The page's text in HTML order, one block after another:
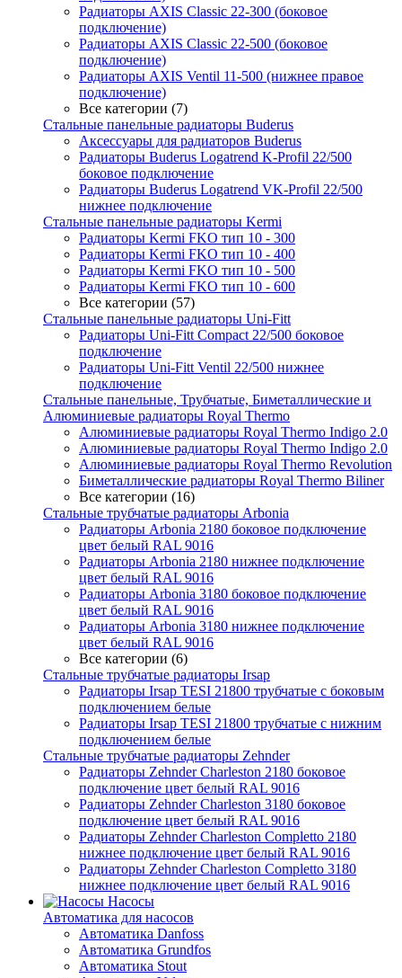
Радиаторы AXIS Classic 22-300 (боковое
подключение)
Радиаторы AXIS Classic 22-500 (боковое
подключение)
Радиаторы AXIS Ventil 11-500 (нижнее правое
подключение)
Все категории (7)
Стальные панельные радиаторы Buderus
Аксессуары для радиаторов Buderus
Радиаторы Buderus Logatrend K-Profil 22/500
боковое подключение
Радиаторы Buderus Logatrend VK-Profil 22/500
нижнее подключение
Стальные панельные радиаторы Kermi
Радиаторы Kermi FKO тип 10 - 300
Радиаторы Kermi FKO тип 10 - 400
Радиаторы Kermi FKO тип 10 - 500
Радиаторы Kermi FKO тип 10 - 600
Все категории (57)
Стальные панельные радиаторы Uni-Fitt
Радиаторы Uni-Fitt Compact 22/500 боковое
подключение
Радиаторы Uni-Fitt Ventil 22/500 нижнее
подключение
Стальные панельные, Трубчатые, Биметаллические и
Алюминиевые радиаторы Royal Thermo
Алюминиевые радиаторы Royal Thermo Indigo 2.0
Алюминиевые радиаторы Royal Thermo Indigo 2.0
Алюминиевые радиаторы Royal Thermo Revolution
Биметаллические радиаторы Royal Thermo Biliner
Все категории (16)
Стальные трубчатые радиаторы Arbonia
Радиаторы Arbonia 2180 боковое подключение
цвет белый RAL 9016
Радиаторы Arbonia 2180 нижнее подключение
цвет белый RAL 9016
Радиаторы Arbonia 3180 боковое подключение
цвет белый RAL 9016
Радиаторы Arbonia 3180 нижнее подключение
цвет белый RAL 9016
Все категории (6)
Стальные трубчатые радиаторы Irsap
Радиаторы Irsap TESI 21800 трубчатые с боковым
подключением белые
Радиаторы Irsap TESI 21800 трубчатые с нижним
подключением белые
Стальные трубчатые радиаторы Zehnder
Радиаторы Zehnder Charleston 2180 боковое
подключение цвет белый RAL 9016
Радиаторы Zehnder Charleston 3180 боковое
подключение цвет белый RAL 9016
Радиаторы Zehnder Charleston Completto 2180
нижнее подключение цвет белый RAL 9016
Радиаторы Zehnder Charleston Completto 3180
нижнее подключение цвет белый RAL 9016
Насосы
Автоматика для насосов
Автоматика Danfoss
Автоматика Grundfos
Автоматика Stout